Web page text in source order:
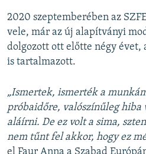
2020 szeptemberében az
vele, már az új alapítványi
dolgozott ott előtte négy évet,
is tartalmazott.
„Ismertek, ismerték a
próbaidőre, valószínűleg hiba
aláírni. De ez volt a sima,
nem tűnt fel akkor, hogy ez